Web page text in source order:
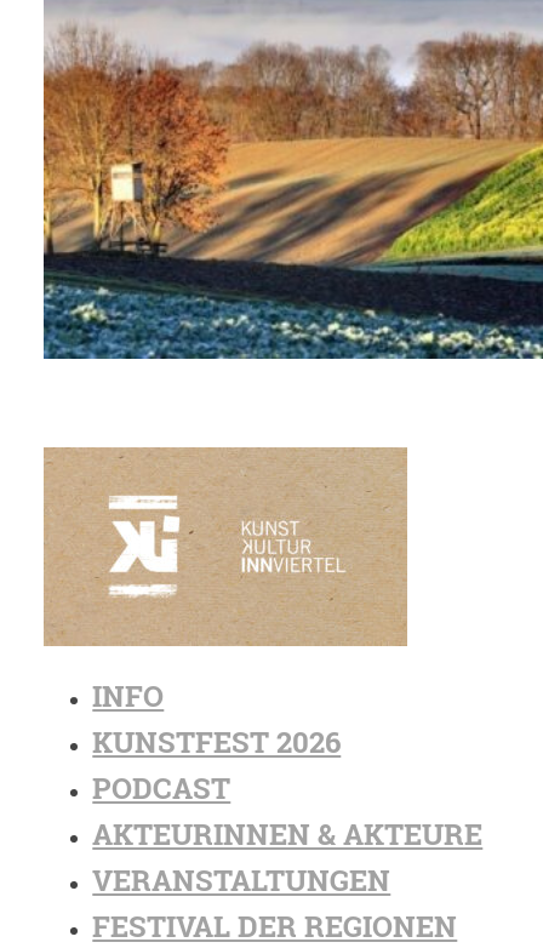
INFO
KUNSTFEST 2026
PODCAST
AKTEURINNEN & AKTEURE
VERANSTALTUNGEN
FESTIVAL DER REGIONEN